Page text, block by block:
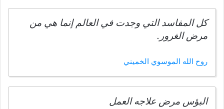
كل المفاسد التي وجدت في العالم إنما هي من
مرض الغرور.
روح الله الموسوي الخميني
البؤس مرض علاجه العمل